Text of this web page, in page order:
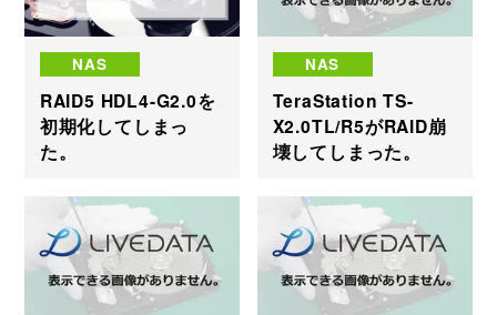
NAS
RAID5 HDL4-G2.0を
初期化してしまっ
た。
NAS
TeraStation TS-
X2.0TL/R5がRAID崩
壊してしまった。